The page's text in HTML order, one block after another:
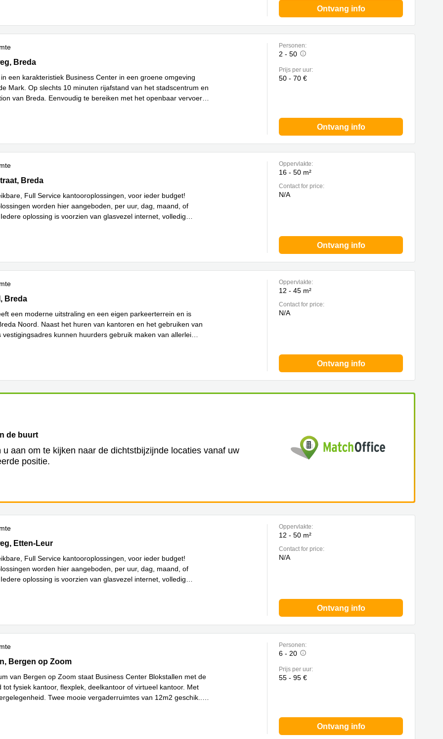
Ontvang info
8, Breda
Breda
een karakteristiek Business Center in een groene omgeving
Mark. Op slechts 10 minuten rijafstand van het stadscentrum en
van Breda. Eenvoudig te bereiken met het openbaar vervoer
Personen:
2 - 50
Prijs per uur:
50 - 70 €
Ontvang info
2, Breda
Breda
Full Service kantooroplossingen, voor ieder budget!
worden hier aangeboden, per uur, dag, maand, of
oplossing is voorzien van glasvezel internet, volledig
Oppervlakte:
16 - 50 m²
Contact for price:
N/A
Ontvang info
Breda
Breda
een moderne uitstraling en een eigen parkeerterrein en is
Noord. Naast het huren van kantoren en het gebruiken van
vestigingsadres kunnen huurders gebruik maken van allerlei
Oppervlakte:
12 - 45 m²
Contact for price:
N/A
Ontvang info
de buurt
u aan om te kijken naar de dichtstbijzijnde locaties vanaf uw
positie.
185, Etten-Leur
Etten-Leur
Full Service kantooroplossingen, voor ieder budget!
worden hier aangeboden, per uur, dag, maand, of
oplossing is voorzien van glasvezel internet, volledig
Oppervlakte:
12 - 50 m²
Contact for price:
N/A
Ontvang info
Bergen op Zoom
Bergen op Zoom
van Bergen op Zoom staat Business Center Blokstallen met de
tot fysiek kantoor, flexplek, deelkantoor of virtueel kantoor. Met
Twee mooie vergaderruimtes van 12m2 geschik
Personen:
6 - 20
Prijs per uur:
55 - 95 €
Ontvang info